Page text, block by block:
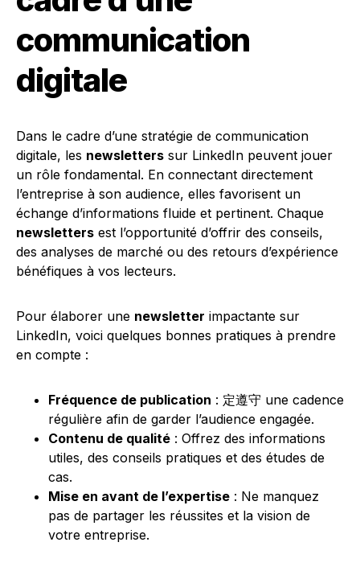
communication
digitale
Dans le cadre d’une stratégie de communication
digitale, les newsletters sur LinkedIn peuvent jouer
un rôle fondamental. En connectant directement
l’entreprise à son audience, elles favorisent un
échange d’informations fluide et pertinent. Chaque
newsletters est l’opportunité d’offrir des conseils,
des analyses de marché ou des retours d’expérience
bénéfiques à vos lecteurs.
Pour élaborer une newsletter impactante sur
LinkedIn, voici quelques bonnes pratiques à prendre
en compte :
Fréquence de publication : 定遵守 une cadence
régulière afin de garder l’audience engagée.
Contenu de qualité : Offrez des informations
utiles, des conseils pratiques et des études de
cas.
Mise en avant de l’expertise : Ne manquez
pas de partager les réussites et la vision de
votre entreprise.